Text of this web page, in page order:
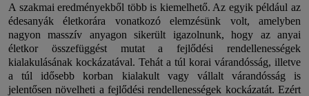
A szakmai eredményekből több is kiemelhető. Az egyik például az
édesanyák életkorára vonatkozó elemzésünk volt, amelyben
nagyon masszív anyagon sikerült igazolnunk, hogy az anyai
életkor összefüggést mutat a fejlődési rendellenességek
kialakulásának kockázatával. Tehát a túl korai várandósság, illetve
a túl idősebb korban kialakult vagy vállalt várandósság is
jelentősen növelheti a fejlődési rendellenességek kockázatát. Ezért